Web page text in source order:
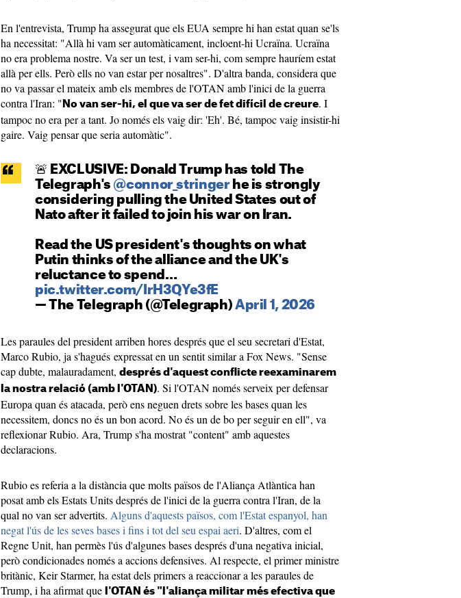
En l'entrevista, Trump ha assegurat que els EUA sempre hi han estat quan se'ls
ha necessitat: "Allà hi vam ser automàticament, incloent-hi Ucraïna. Ucraïna
no era problema nostre. Va ser un test, i vam ser-hi, com sempre hauríem estat
allà per ells. Però ells no van estar per nosaltres". D'altra banda, considera que
no va passar el mateix amb els membres de l'OTAN amb l'inici de la guerra
contra l'Iran: " No van ser-hi, el que va ser de fet difícil de creure. I
tampoc no era per a tant. Jo només els vaig dir: 'Eh'. Bé, tampoc vaig insistir-hi
gaire. Vaig pensar que seria automàtic".
🚨 EXCLUSIVE: Donald Trump has told The
Telegraph's @connor_stringerhe is strongly
considering pulling the United States out of
Nato after it failed to join his war on Iran.
Read the US president's thoughts on what
Putin thinks of the alliance and the UK's
reluctance to spend…
pic.twitter.com/IrH3QYe3fE
— The Telegraph (@Telegraph) April 1, 2026
Les paraules del president arriben hores després que el seu secretari d'Estat,
Marco Rubio, ja s'hagués expressat en un sentit similar a Fox News. "Sense
cap dubte, malauradament, després d'aquest conflicte reexaminarem
la nostra relació (amb l'OTAN). Si l'OTAN només serveix per defensar
Europa quan és atacada, però ens neguen drets sobre les bases quan les
necessitem, doncs no és un bon acord. No és un de bo per seguir en ell", va
reflexionar Rubio. Ara, Trump s'ha mostrat "content" amb aquestes
declaracions.
Rubio es referia a la distància que molts països de l'Aliança Atlàntica han
posat amb els Estats Units després de l'inici de la guerra contra l'Iran, de la
qual no van ser advertits. Alguns d'aquests països, com l'Estat espanyol, han
negat l'ús de les seves bases i fins i tot del seu espai aeri. D'altres, com el
Regne Unit, han permès l'ús d'algunes bases després d'una negativa inicial,
però condicionades només a accions defensives. Al respecte, el primer ministre
britànic, Keir Starmer, ha estat dels primers a reaccionar a les paraules de
Trump, i ha afirmat que
l'OTAN és "l'aliança militar més efectiva que